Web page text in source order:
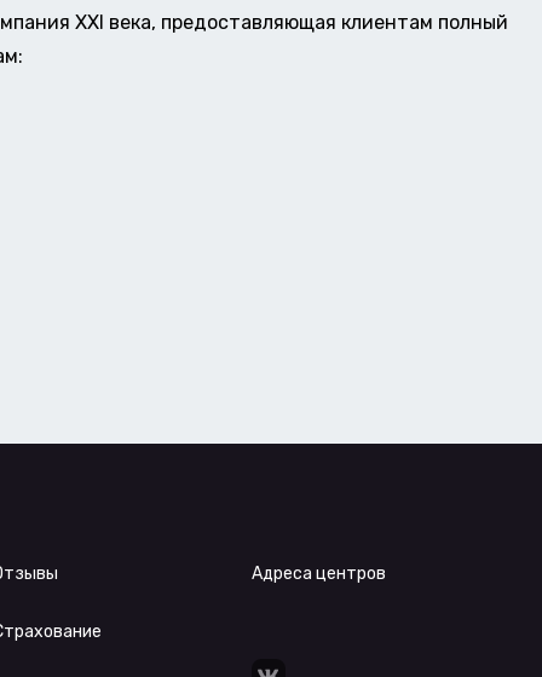
XXI века, предоставляющая клиентам полный
Адреса центров